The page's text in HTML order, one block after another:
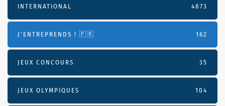
INTERNATIONAL 4873
J'ENTREPRENDS ! 🇫🇷 162
JEUX CONCOURS 35
JEUX OLYMPIQUES 104